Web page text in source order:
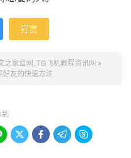
打赏
之家官网_TG飞机教程资讯网 »
友的快速方法
   